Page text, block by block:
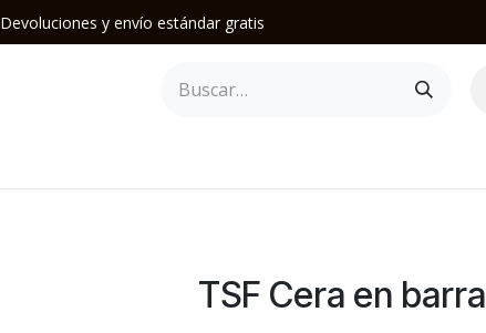
Devoluciones y envío estándar gratis
TSF Cera en barra